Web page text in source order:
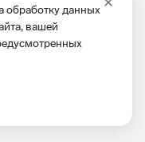
обработку данных
вашей